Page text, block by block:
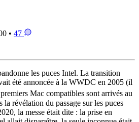
• 47
les puces Intel. La transition
été annoncée à la WWDC en 2005 (il
Mac compatibles sont arrivés au
la révélation du passage sur les puces
la messe était dite : la prise en